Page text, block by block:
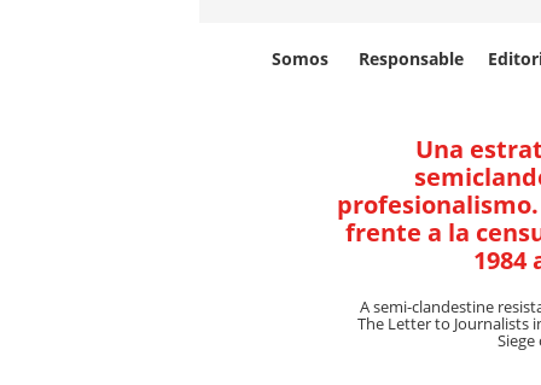
Somos Responsable
Una
frente a la
1984
A semi-clandestine
The Letter to Journalists